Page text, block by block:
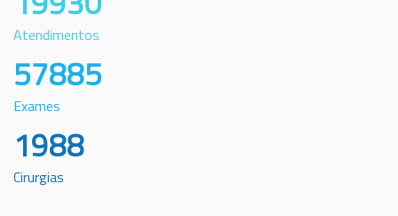
Atendimentos
57885
Exames
1988
Cirurgias